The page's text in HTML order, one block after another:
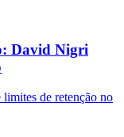
David Nigri
de retenção no